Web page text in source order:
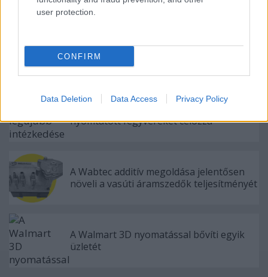
user protection.
CONFIRM
Data Deletion Data Access Privacy Policy
Az FDA által jóváhagyott 3D nyomtatott
gerinc implantátumok
nyomtatott fegyvereket célozza
A Wabtec additív megoldása jelentősen
növeli a vasúti áramszedők teljesítményét
A Walmart 3D nyomatással bővíti egyik
üzletét